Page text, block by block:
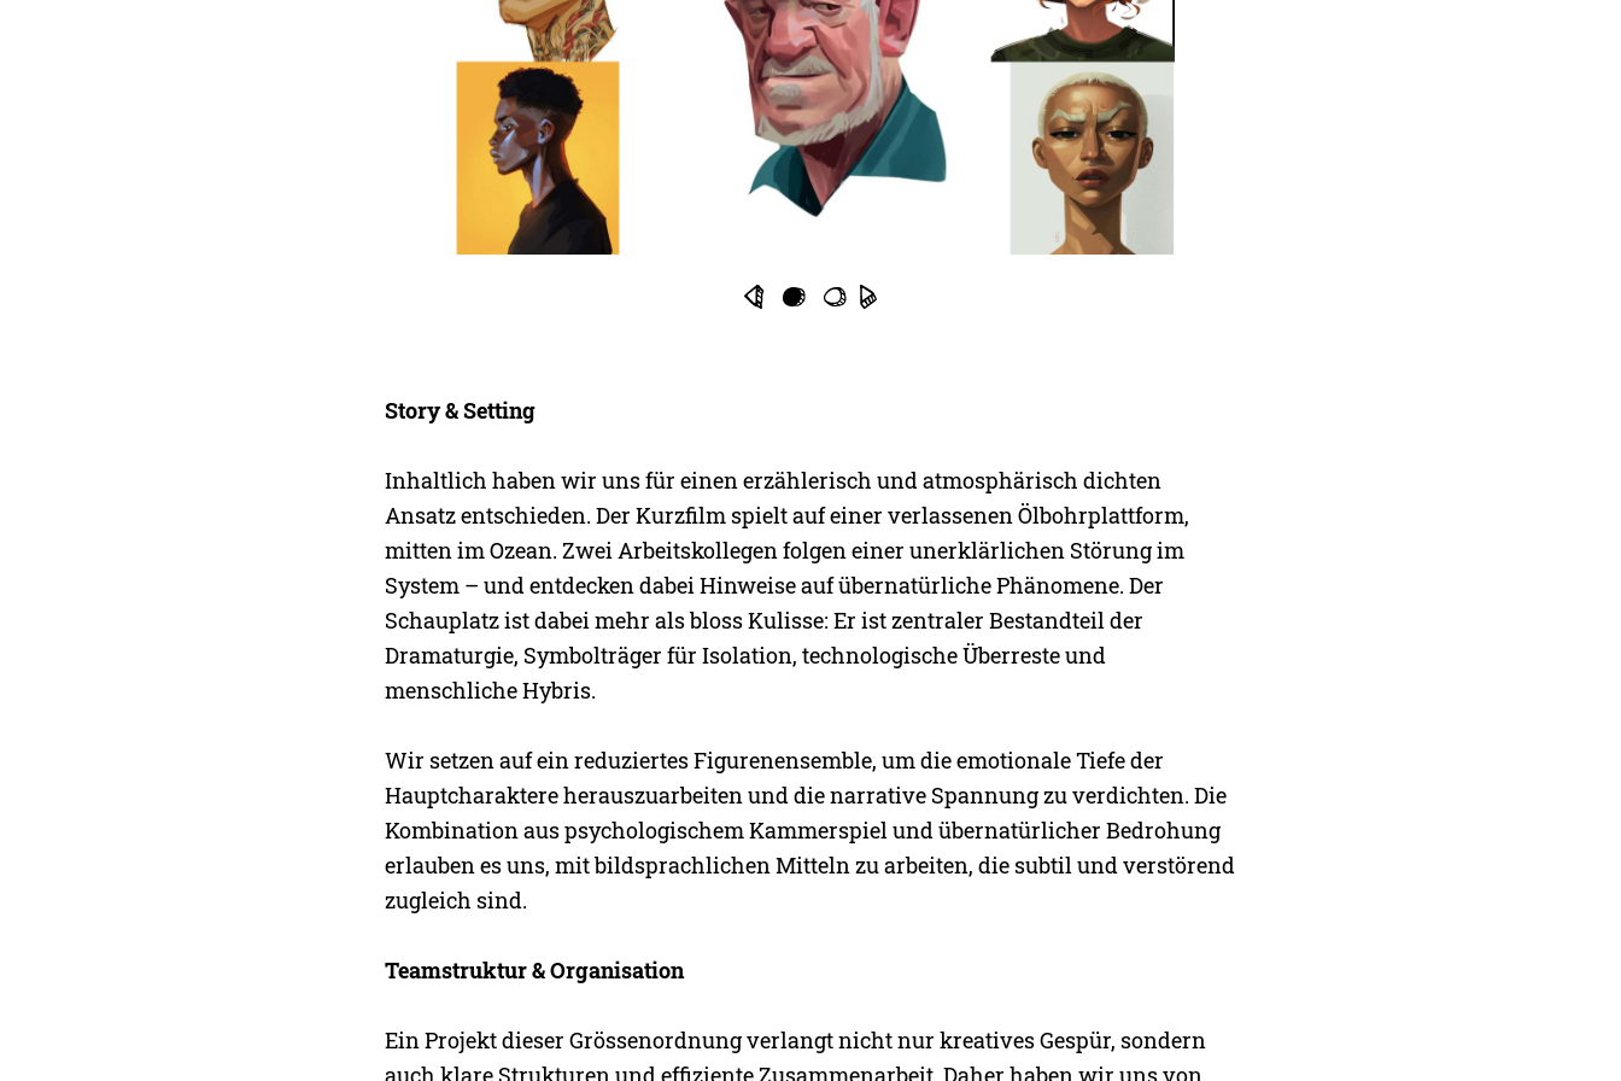
Story & Setting
Inhaltlich haben wir uns für einen erzählerisch und atmosphärisch dichten
Ansatz entschieden. Der Kurzfilm spielt auf einer verlassenen Ölbohrplattform,
mitten im Ozean. Zwei Arbeitskollegen folgen einer unerklärlichen Störung im
System – und entdecken dabei Hinweise auf übernatürliche Phänomene. Der
Schauplatz ist dabei mehr als bloss Kulisse: Er ist zentraler Bestandteil der
Dramaturgie, Symbolträger für Isolation, technologische Überreste und
menschliche Hybris.
Wir setzen auf ein reduziertes Figurenensemble, um die emotionale Tiefe der
Hauptcharaktere herauszuarbeiten und die narrative Spannung zu verdichten. Die
Kombination aus psychologischem Kammerspiel und übernatürlicher Bedrohung
erlauben es uns, mit bildsprachlichen Mitteln zu arbeiten, die subtil und verstörend
zugleich sind.
Teamstruktur & Organisation
Ein Projekt dieser Grössenordnung verlangt nicht nur kreatives Gespür, sondern
auch klare Strukturen und effiziente Zusammenarbeit. Daher haben wir uns von